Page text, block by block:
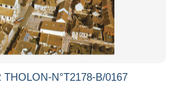
N°T2178-B/0167